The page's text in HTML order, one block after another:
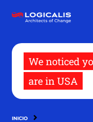
contenido
We noticed
are in USA
INICIO